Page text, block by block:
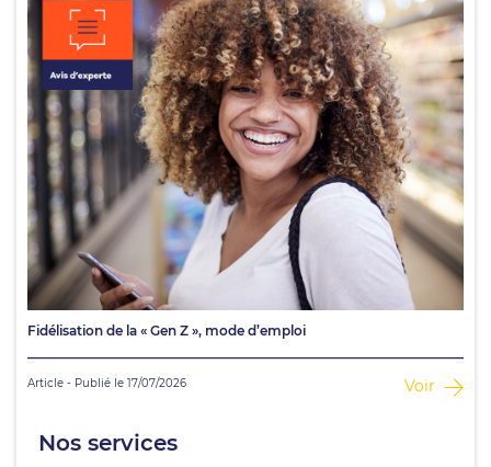
Fidélisation de la « Gen Z », mode d’emploi
Article - Publié le 17/07/2026 Voir
Nos services